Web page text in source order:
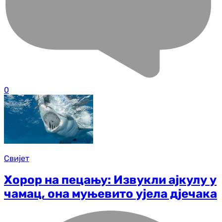
0
Свијет
Хорор на пецању: Извукли ајкулу у
чамац, она муњевито ујела дјечака